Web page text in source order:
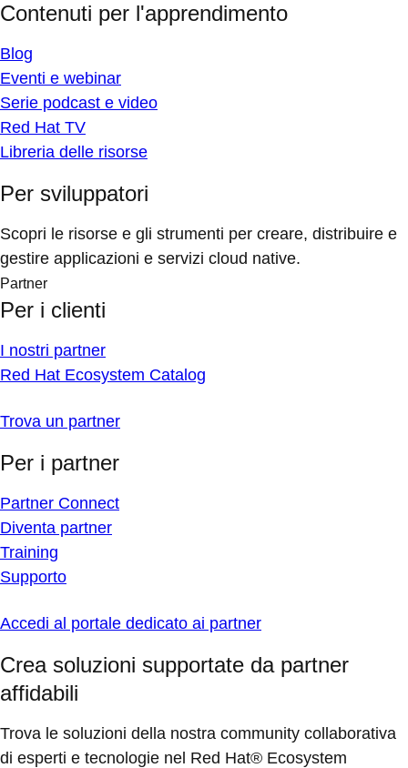
Contenuti per l'apprendimento
Blog
Eventi e webinar
Serie podcast e video
Red Hat TV
Libreria delle risorse
Per sviluppatori
Scopri le risorse e gli strumenti per creare, distribuire e
gestire applicazioni e servizi cloud native.
Partner
Per i clienti
I nostri partner
Red Hat Ecosystem Catalog
Trova un partner
Per i partner
Partner Connect
Diventa partner
Training
Supporto
Accedi al portale dedicato ai partner
Crea soluzioni supportate da partner
affidabili
Trova le soluzioni della nostra community collaborativa
di esperti e tecnologie nel Red Hat® Ecosystem